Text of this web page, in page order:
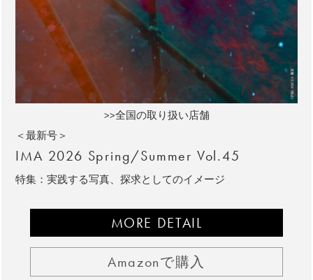
>>全国の取り扱い店舗
＜最新号＞
IMA 2026 Spring/Summer Vol.45
特集：実践する写真、探求としてのイメージ
MORE DETAIL
Amazonで購入